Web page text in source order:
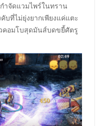
ำจัดแวมไพร์ในทราน
บที่ไม่ยุ่งยากเพียงแค่แตะ
คอมโบสุดมันส์บดขยี้ศัตรู